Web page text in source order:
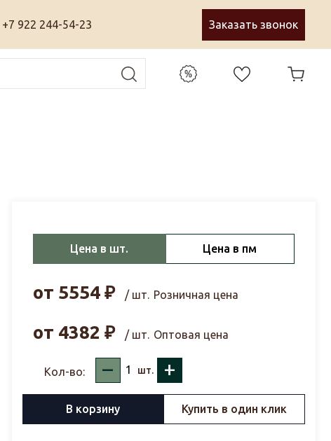
+7 922 244-54-23 Заказать звонок
Цена в шт. Цена в пм
от 5554₽ / шт. Розничная цена
от 4382 ₽ / шт. Оптовая цена
Кол-во: – шт. +
В корзину Купить в один клик